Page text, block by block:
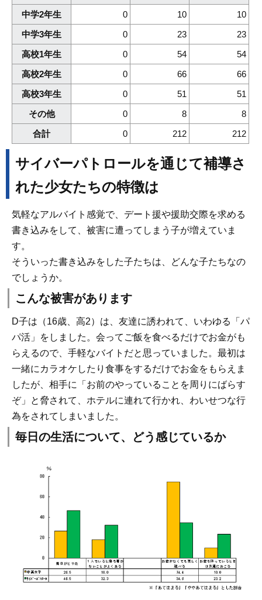
中学2年生
0 10
10
中学3年生
0 23
23
高校1年生
0 54
54
高校2年生
0 66
66
高校3年生
0 51
51
その他
0 8
8
合計
0 212 212
サイバーパトロールを通じて補導さ
れた少女たちの特徴は
気軽なアルバイト感覚で、デート援や援助交際を求める
書き込みをして、被害に遭ってしまう子が増えていま
す。
そういった書き込みをした子たちは、どんな子たちなの
でしょうか。
こんな被害があります
D子は（16歳、高2）は、友達に誘われて、いわゆる「パ
パ活」をしました。会ってご飯を食べるだけでお金がも
らえるので、手軽なバイトだと思っていました。最初は
一緒にカラオケしたり食事をするだけでお金をもらえま
したが、相手に「お前のやっていることを周りにばらす
ぞ」と脅されて、ホテルに連れて行かれ、わいせつな行
為をされてしまいました。
毎日の生活について、どう感じているか